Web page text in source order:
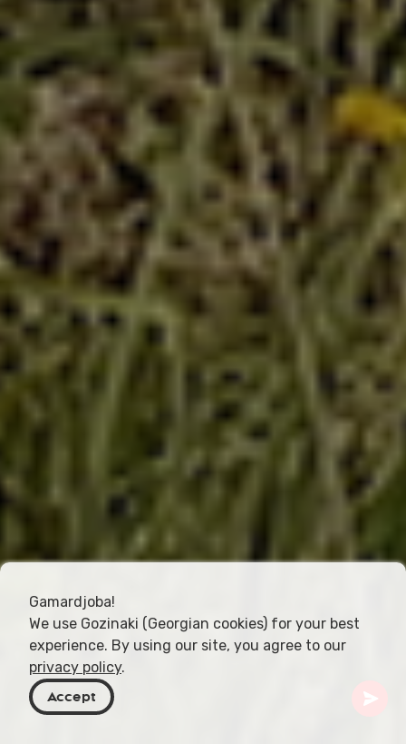
Gamardjoba!
We use Gozinaki (Georgian cookies) for your best
experience. By using our site, you agree to our
privacy policy.
Accept